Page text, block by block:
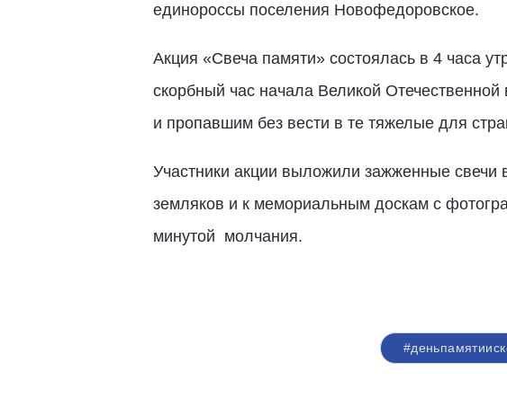
единороссы поселения Новофедоровское.
Акция «Свеча памяти» состоялась в 4 часа
скорбный час начала Великой
и пропавшим без вести в те тяжелые для
Участники акции выложили зажженные
земляков и к мемориальным доскам с
минутой молчания.